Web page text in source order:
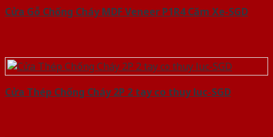
Cửa Gỗ Chống Cháy MDF Veneer P1R4 Căm Xe-SGD
Cửa Thép Chống Cháy 2P 2 tay co thuy luc-SGD